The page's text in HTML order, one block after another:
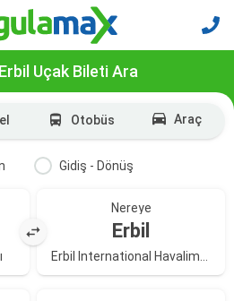
Uçak Bileti Ara
Otobüs Araç
Gidiş - Dönüş
Nereye
Erbil